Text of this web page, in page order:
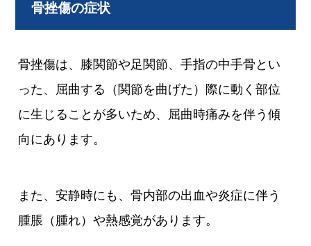
骨挫傷の症状
骨挫傷は、膝関節や足関節、手指の中手骨とい
った、屈曲する（関節を曲げた）際に動く部位
に生じることが多いため、屈曲時痛みを伴う傾
向にあります。
また、安静時にも、骨内部の出血や炎症に伴う
腫脹（腫れ）や熱感覚があります。